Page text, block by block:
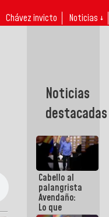
Chávez invicto Noticias ↓
Noticias
destacadas
Cabello al
palangrista
Avendaño:
Lo que